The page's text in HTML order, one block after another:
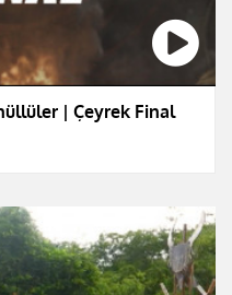
| Çeyrek Final